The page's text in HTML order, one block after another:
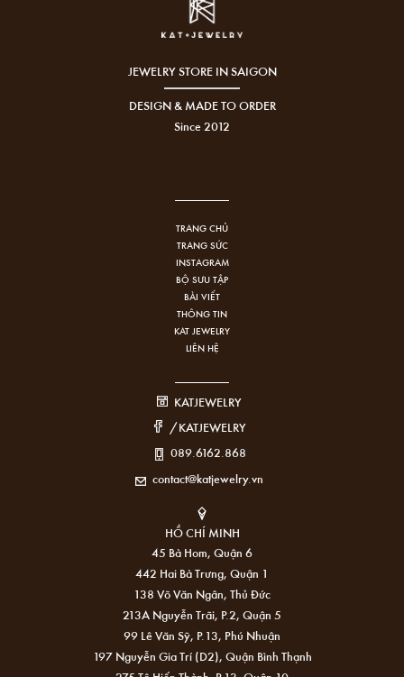
JEWELRY STORE IN SAIGON
DESIGN & MADE TO ORDER
Since 2012
TRANG CHỦ
TRANG SỨC
INSTAGRAM
BỘ SƯU TẬP
BÀI VIẾT
THÔNG TIN
KAT JEWELRY
LIÊN HỆ
KATJEWELRY
/KATJEWELRY
089.6162.868
contact@katjewelry.vn
HỒ CHÍ MINH
45 Bà Hom, Quận 6
442 Hai Bà Trưng, Quận 1
138 Võ Văn Ngân, Thủ Đức
213A Nguyễn Trãi, P.2, Quận 5
99 Lê Văn Sỹ, P.13, Phú Nhuận
197 Nguyễn Gia Trí (D2), Quận Bình Thạnh